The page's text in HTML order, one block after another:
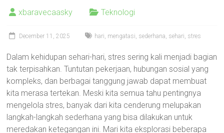
xbaravecaasky Teknologi
December 11, 2025 hari, mengatasi, sederhana, sehari, stres
Dalam kehidupan sehari-hari, stres sering kali menjadi bagian
tak terpisahkan. Tuntutan pekerjaan, hubungan sosial yang
kompleks, dan berbagai tanggung jawab dapat membuat
kita merasa tertekan. Meski kita semua tahu pentingnya
mengelola stres, banyak dari kita cenderung melupakan
langkah-langkah sederhana yang bisa dilakukan untuk
meredakan ketegangan ini. Mari kita eksplorasi beberapa